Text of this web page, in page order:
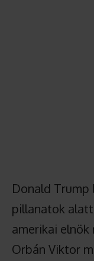
Donald Trump
pillanatok
amerikai elnök
Orbán Viktor